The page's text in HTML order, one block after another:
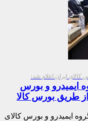
ایران اعلام شد:
ایمیدرو و بورس
طریق بورس کالا
ایمیدرو و بورس کالای